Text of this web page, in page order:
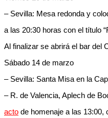
– Sevilla: Mesa redonda y
a las 20:30 horas con el título
Al finalizar se abrirá el bar del
Sábado 14 de marzo
– Sevilla: Santa Misa en la
– R. de Valencia, Aplech de
acto de homenaje a las 13:00,